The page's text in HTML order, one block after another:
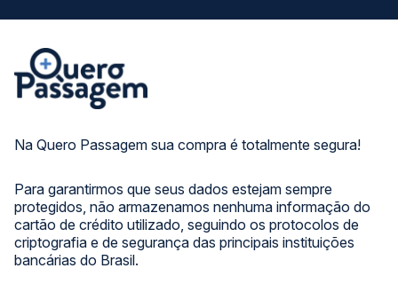
Na Quero Passagem sua compra é totalmente segura!
Para garantirmos que seus dados estejam sempre
protegidos, não armazenamos nenhuma informação do
cartão de crédito utilizado, seguindo os protocolos de
criptografia e de segurança das principais instituições
bancárias do Brasil.